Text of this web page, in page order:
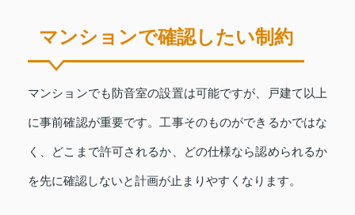
マンションで確認したい制約
マンションでも防音室の設置は可能ですが、戸建て以上
に事前確認が重要です。工事そのものができるかではな
く、どこまで許可されるか、どの仕様なら認められるか
を先に確認しないと計画が止まりやすくなります。